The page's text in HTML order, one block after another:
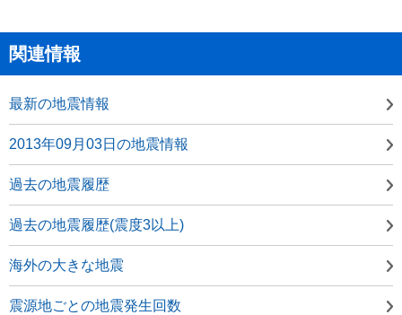
関連情報
最新の地震情報
2013年09月03日の地震情報
過去の地震履歴
過去の地震履歴(震度3以上)
海外の大きな地震
震源地ごとの地震発生回数